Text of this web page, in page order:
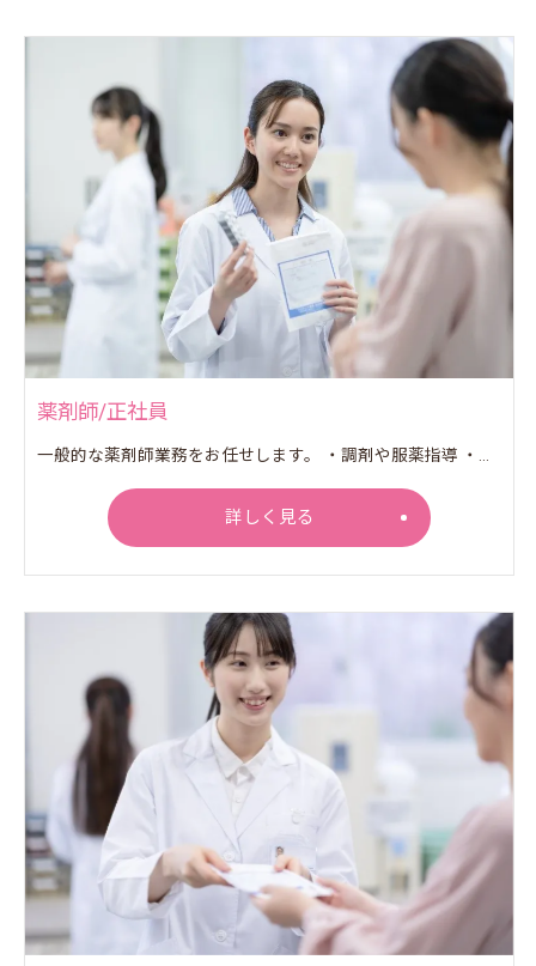
薬剤師/正社員
一般的な薬剤師業務をお任せします。 ・調剤や服薬指導 ・鑑査や薬歴管理 ・医薬品の在庫管理など
詳しく見る